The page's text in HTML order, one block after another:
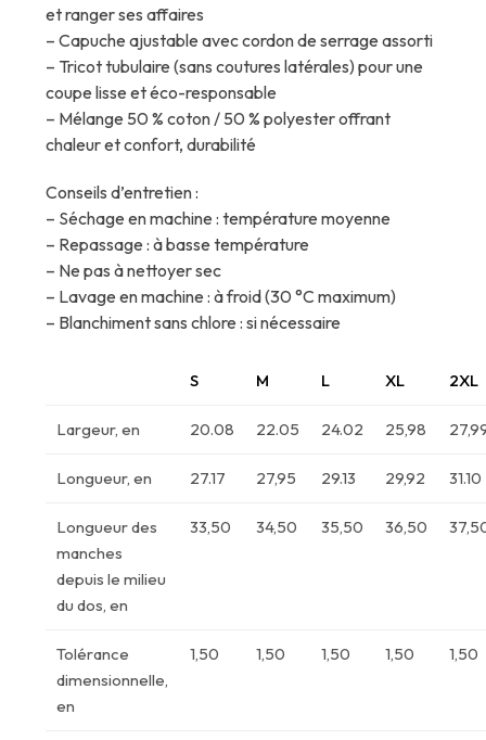
et ranger ses affaires
– Capuche ajustable avec cordon de serrage assorti
– Tricot tubulaire (sans coutures latérales) pour une
coupe lisse et éco-responsable
– Mélange 50 % coton / 50 % polyester offrant
chaleur et confort, durabilité
Conseils d’entretien :
– Séchage en machine : température moyenne
– Repassage : à basse température
– Ne pas à nettoyer sec
– Lavage en machine : à froid (30 °C maximum)
– Blanchiment sans chlore : si nécessaire
S M L XL 2XL
Largeur, en 20.08 22.05 24.02 25,98
Longueur, en 27.17 27,95 29.13 29,92 31.10
Longueur des
manches
depuis le milieu
du dos, en
33,50 34,50 35,50 36,50
Tolérance
dimensionnelle,
en
1,50 1,50 1,50 1,50 1,50